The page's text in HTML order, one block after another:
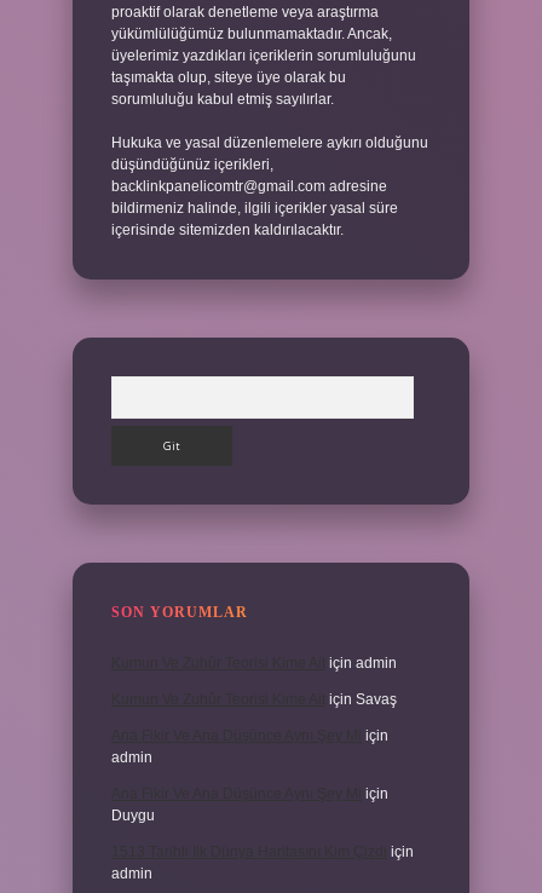
proaktif olarak denetleme veya araştırma
yükümlülüğümüz bulunmamaktadır. Ancak,
üyelerimiz yazdıkları içeriklerin sorumluluğunu
taşımakta olup, siteye üye olarak bu
sorumluluğu kabul etmiş sayılırlar.
Hukuka ve yasal düzenlemelere aykırı olduğunu
düşündüğünüz içerikleri,
backlinkpanelicomtr@gmail.com adresine
bildirmeniz halinde, ilgili içerikler yasal süre
içerisinde sitemizden kaldırılacaktır.
SON YORUMLAR
için admin
için Savaş
için
admin
için
Duygu
için
admin